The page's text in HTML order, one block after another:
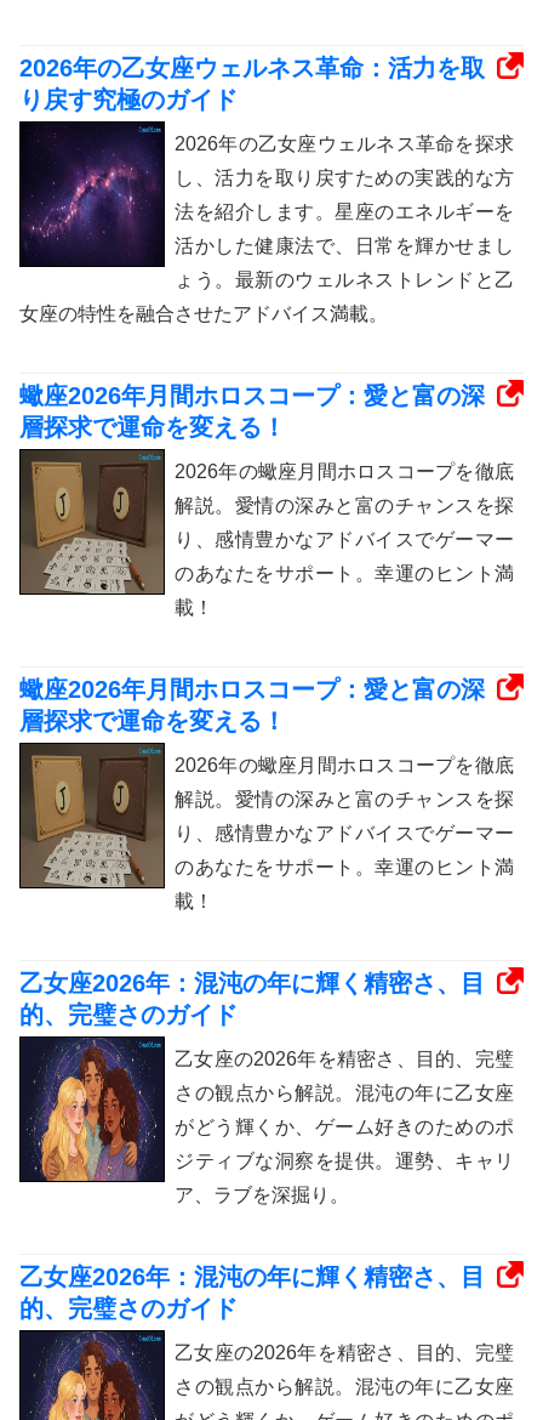
2026年の乙女座ウェルネス革命：活力を取
り戻す究極のガイド
2026年の乙女座ウェルネス革命を探求
し、活力を取り戻すための実践的な方
法を紹介します。星座のエネルギーを
活かした健康法で、日常を輝かせまし
ょう。最新のウェルネストレンドと乙
女座の特性を融合させたアドバイス満載。
蠍座2026年月間ホロスコープ：愛と富の深
層探求で運命を変える！
2026年の蠍座月間ホロスコープを徹底
解説。愛情の深みと富のチャンスを探
り、感情豊かなアドバイスでゲーマー
のあなたをサポート。幸運のヒント満
載！
蠍座2026年月間ホロスコープ：愛と富の深
層探求で運命を変える！
2026年の蠍座月間ホロスコープを徹底
解説。愛情の深みと富のチャンスを探
り、感情豊かなアドバイスでゲーマー
のあなたをサポート。幸運のヒント満
載！
乙女座2026年：混沌の年に輝く精密さ、目
的、完璧さのガイド
乙女座の2026年を精密さ、目的、完璧
さの観点から解説。混沌の年に乙女座
がどう輝くか、ゲーム好きのためのポ
ジティブな洞察を提供。運勢、キャリ
ア、ラブを深掘り。
乙女座2026年：混沌の年に輝く精密さ、目
的、完璧さのガイド
乙女座の2026年を精密さ、目的、完璧
さの観点から解説。混沌の年に乙女座